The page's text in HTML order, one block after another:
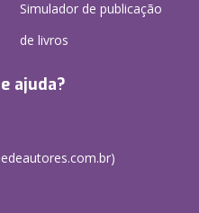
Simulador de publicação
de livros
ajuda?